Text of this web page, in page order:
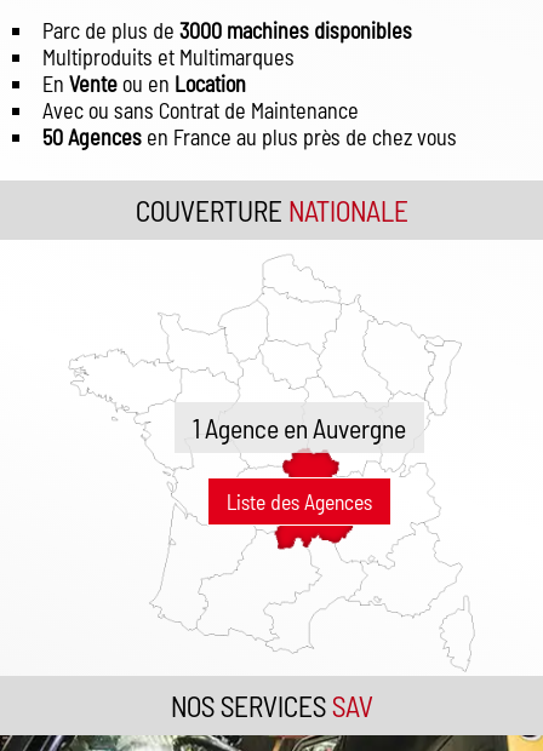
Parc de plus de3000 machines disponibles
Multiproduits et Multimarques
EnVenteou en Location
Avec ou sans Contrat de Maintenance
50 Agences en France au plus près de chez vous
COUVERTURE NATIONALE
1 Agence en Auvergne
Liste des Agences
NOS SERVICESSAV